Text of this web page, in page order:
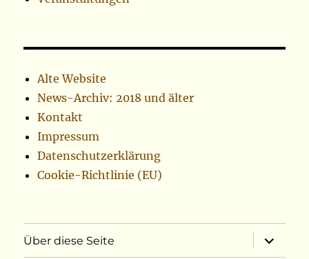
Alte Website
News-Archiv: 2018 und älter
Kontakt
Impressum
Datenschutzerklärung
Cookie-Richtlinie (EU)
Über diese Seite
öffnen